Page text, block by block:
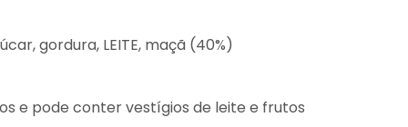
gordura, LEITE, maçã (40%)
e pode conter vestígios de leite e frutos